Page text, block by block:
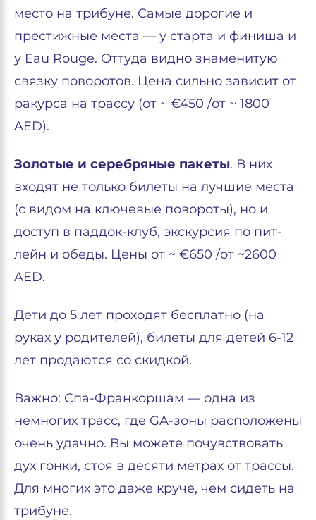
место на трибуне. Самые дорогие и
престижные места — у старта и финиша и
у Eau Rouge. Оттуда видно знаменитую
связку поворотов. Цена сильно зависит от
ракурса на трассу (от ~ €450 /от ~ 1800
AED).
Золотые и серебряные пакеты. В них
входят не только билеты на лучшие места
(с видом на ключевые повороты), но и
доступ в паддок-клуб, экскурсия по пит-
лейн и обеды. Цены от ~ €650 /от ~2600
AED.
Дети до 5 лет проходят бесплатно (на
руках у родителей), билеты для детей 6-12
лет продаются со скидкой.
Важно: Спа-Франкоршам — одна из
немногих трасс, где GA-зоны расположены
очень удачно. Вы можете почувствовать
дух гонки, стоя в десяти метрах от трассы.
Для многих это даже круче, чем сидеть на
трибуне.